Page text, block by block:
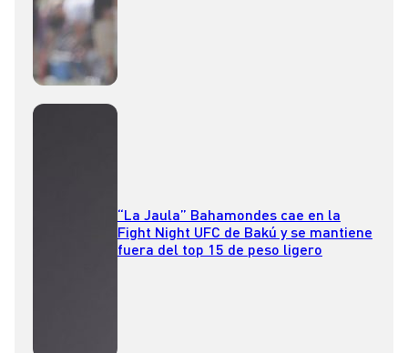
“La Jaula” Bahamondes cae en la
Fight Night UFC de Bakú y se mantiene
fuera del top 15 de peso ligero